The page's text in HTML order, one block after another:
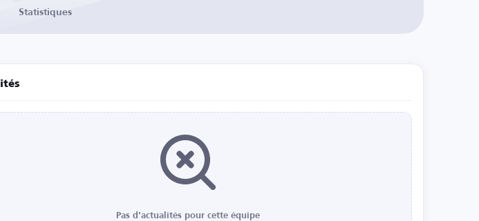
Statistiques
Pas d'actualités pour cette équipe